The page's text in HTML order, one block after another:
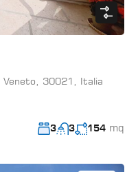
Veneto, 30021, Italia
3 3 154 mq